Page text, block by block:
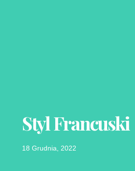
Styl Francuski
18 Grudnia, 2022